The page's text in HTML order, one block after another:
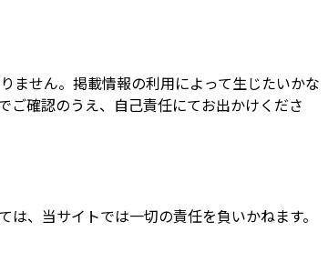
ません。掲載情報の利用によって生じたいかな
ご確認のうえ、自己責任にてお出かけくださ
、当サイトでは一切の責任を負いかねます。